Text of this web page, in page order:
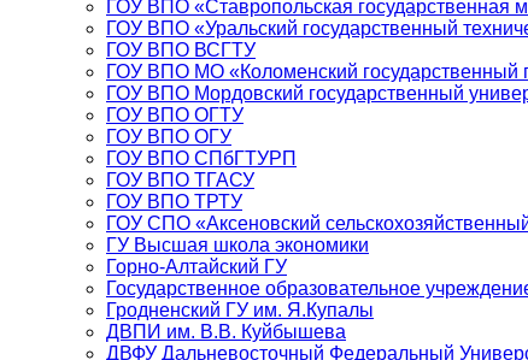
ГОУ ВПО «Ставропольская государственная
ГОУ ВПО «Уральский государственный
ГОУ ВПО ВСГТУ
ГОУ ВПО МО «Коломенский государственный
ГОУ ВПО Мордовский государственный
ГОУ ВПО ОГТУ
ГОУ ВПО ОГУ
ГОУ ВПО СПбГТУРП
ГОУ ВПО ТГАСУ
ГОУ ВПО ТРТУ
ГОУ СПО «Аксеновский
ГУ Высшая школа экономики
Горно-Алтайский ГУ
Государственное образовательное
Гродненский ГУ им. Я.Купалы
ДВПИ им. В.В. Куйбышева
ДВФУ Дальневосточный Федеральный